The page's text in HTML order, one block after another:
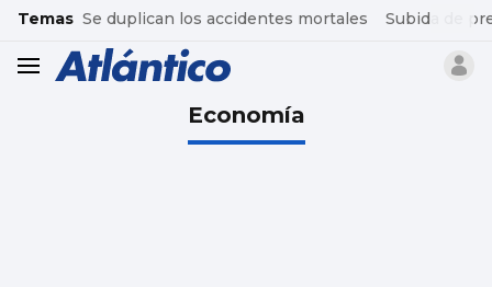
common.go-to-content
Temas Se duplican los accidentes mortales Subida de
header.menu.open
Economía